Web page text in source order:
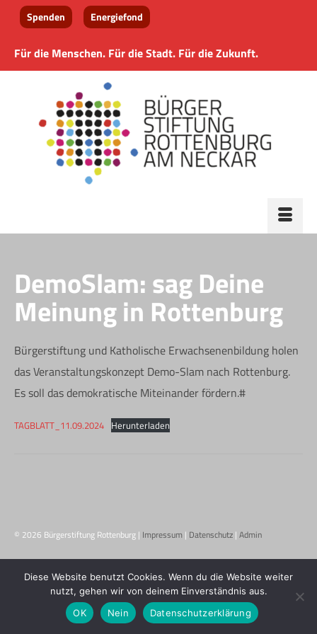
Spenden Energiefond
Für die Menschen. Für die Stadt. Für die Zukunft.
DemoSlam: sag Deine
Meinung in Rottenburg
Bürgerstiftung und Katholische Erwachsenenbildung holen
das Veranstaltungskonzept Demo-Slam nach Rottenburg.
Es soll das demokratische Miteinander fördern.#
TAGBLATT_11.09.2024 Herunterladen
© 2026 Bürgerstiftung Rottenburg | Impressum | Datenschutz | Admin
Diese Website benutzt Cookies. Wenn du die Website weiter
nutzt, gehen wir von deinem Einverständnis aus.
OK
Nein Datenschutzerklärung